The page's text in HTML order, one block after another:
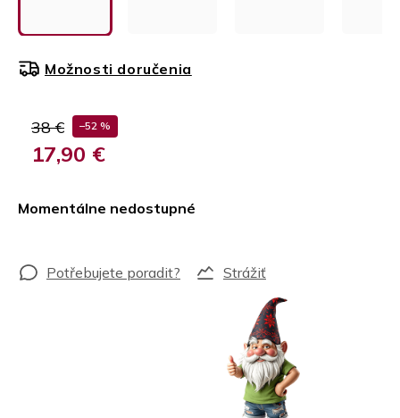
38 € –52 %
17,90 €
Momentálne nedostupné
Možnosti doručenia
Strážiť